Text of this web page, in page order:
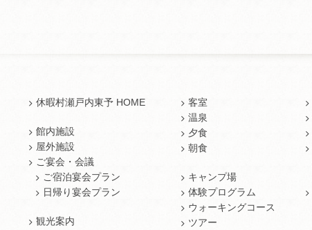
休暇村瀬戸内東予 HOME
館内施設
屋外施設
ご宴会・会議
ご宿泊宴会プラン
日帰り宴会プラン
観光案内
客室
温泉
夕食
朝食
キャンプ場
体験プログラム
ウォーキングコース
ツアー